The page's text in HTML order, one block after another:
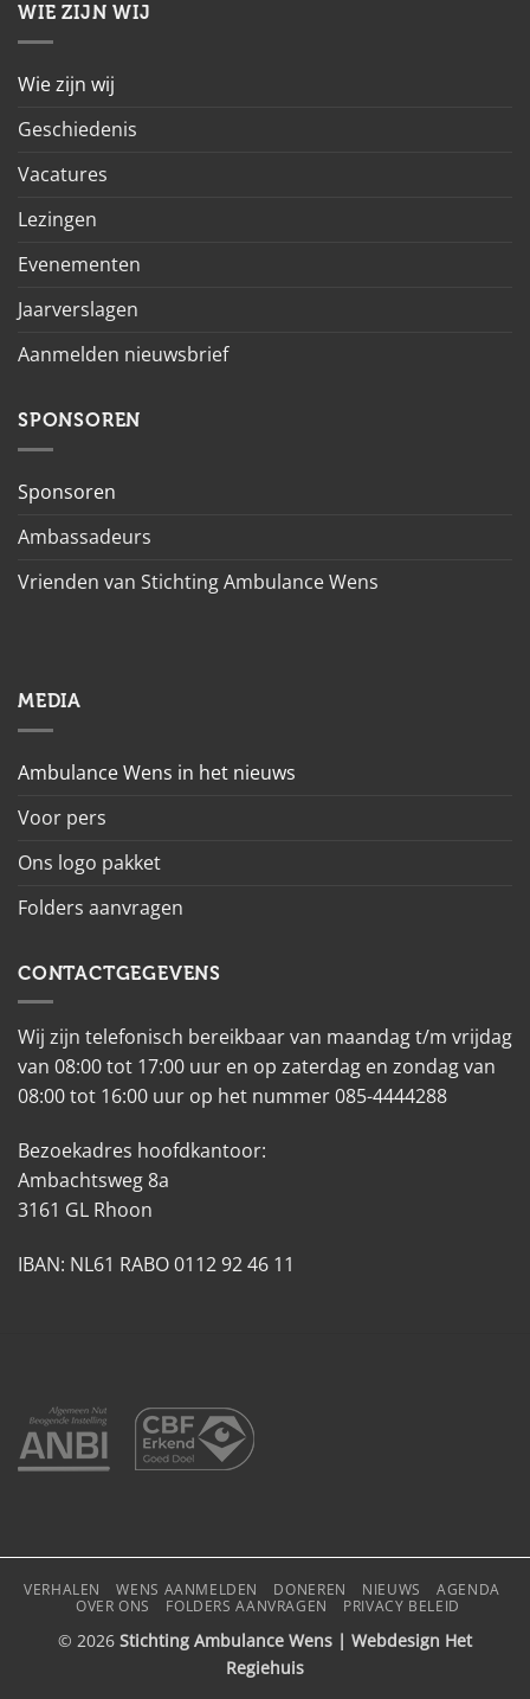
WIE ZIJN WIJ
Wie zijn wij
Geschiedenis
Vacatures
Lezingen
Evenementen
Jaarverslagen
Aanmelden nieuwsbrief
SPONSOREN
Sponsoren
Ambassadeurs
Vrienden van Stichting Ambulance Wens
MEDIA
Ambulance Wens in het nieuws
Voor pers
Ons logo pakket
Folders aanvragen
CONTACTGEGEVENS
Wij zijn telefonisch bereikbaar van maandag t/m vrijdag
van 08:00 tot 17:00 uur en op zaterdag en zondag van
08:00 tot 16:00 uur op het nummer 085-4444288
Bezoekadres hoofdkantoor:
Ambachtsweg 8a
3161 GL Rhoon
IBAN: NL61 RABO 0112 92 46 11
VERHALEN WENS AANMELDEN DONEREN NIEUWS
AGENDA
OVER ONS
FOLDERS AANVRAGEN PRIVACY BELEID
© 2026 Stichting Ambulance Wens | Webdesign Het
Regiehuis